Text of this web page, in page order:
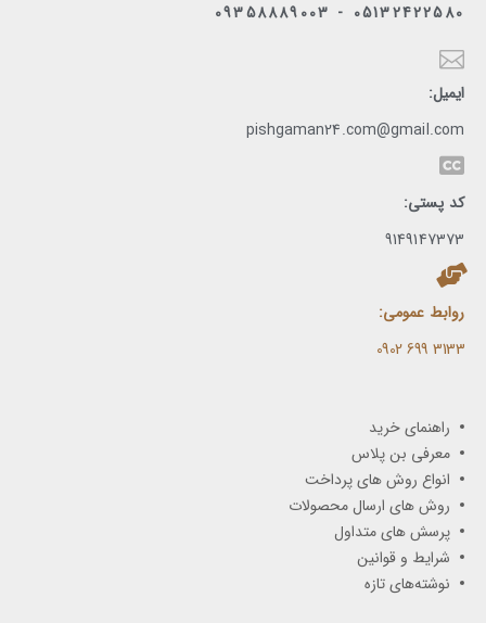
05132422580 - 09358889003
ایمیل:
pishgaman24.com@gmail.com
کد پستی:
9149147373
روابط عمومی:
3133 699 0902​
راهنمای خرید
معرفی بن پلاس
انواع روش های پرداخت
روش های ارسال محصولات
پرسش های متداول
شرایط و قوانین
نوشته‌های تازه